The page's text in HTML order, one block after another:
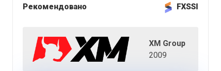
Рекомендовано FXSSI
XM Group
2009